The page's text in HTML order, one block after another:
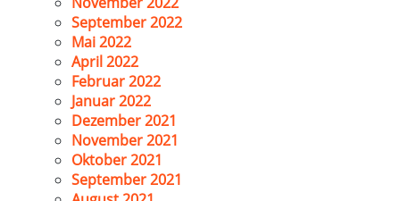
September 2022
Mai 2022
April 2022
Februar 2022
Januar 2022
Dezember 2021
November 2021
Oktober 2021
September 2021